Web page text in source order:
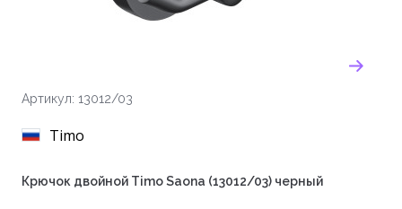
Артикул: 13012/03
Timo
Крючок двойной Timo Saona (13012/03) черный